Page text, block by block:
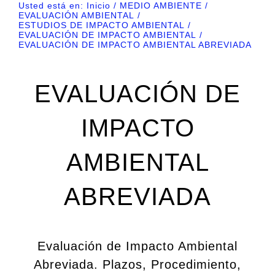
Usted está en: Inicio
MEDIO AMBIENTE
EVALUACIÓN AMBIENTAL
ESTUDIOS DE IMPACTO AMBIENTAL
EVALUACIÓN DE IMPACTO AMBIENTAL
EVALUACIÓN DE IMPACTO AMBIENTAL ABREVIADA
EVALUACIÓN DE
IMPACTO
AMBIENTAL
ABREVIADA
Evaluación de Impacto Ambiental
Abreviada. Plazos, Procedimiento,